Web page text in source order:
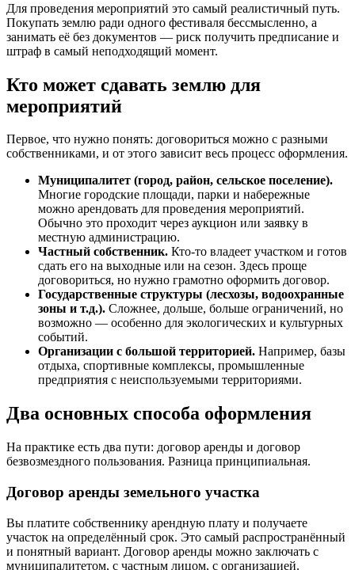
Для проведения мероприятий это самый реалистичный путь.
Покупать землю ради одного фестиваля бессмысленно, а
занимать её без документов — риск получить предписание и
штраф в самый неподходящий момент.
Кто может сдавать землю для
мероприятий
Первое, что нужно понять: договориться можно с разными
собственниками, и от этого зависит весь процесс оформления.
Муниципалитет (город, район, сельское поселение).
Многие городские площади, парки и набережные
можно арендовать для проведения мероприятий.
Обычно это проходит через аукцион или заявку в
местную администрацию.
Частный собственник. Кто-то владеет участком и готов
сдать его на выходные или на сезон. Здесь проще
договориться, но нужно грамотно оформить договор.
Государственные структуры (лесхозы, водоохранные
зоны и т.д.). Сложнее, дольше, больше ограничений, но
возможно — особенно для экологических и культурных
событий.
Организации с большой территорией. Например, базы
отдыха, спортивные комплексы, промышленные
предприятия с неиспользуемыми территориями.
Два основных способа оформления
На практике есть два пути: договор аренды и договор
безвозмездного пользования. Разница принципиальная.
Договор аренды земельного участка
Вы платите собственнику арендную плату и получаете
участок на определённый срок. Это самый распространённый
и понятный вариант. Договор аренды можно заключать с
муниципалитетом, с частным лицом, с организацией.